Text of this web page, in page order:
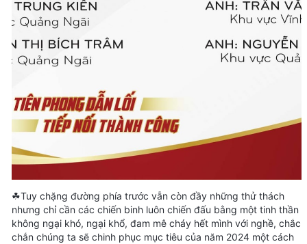
☘Tuy chặng đường phía trước vẫn còn đầy những thử thách
nhưng chỉ cần các chiến binh luôn chiến đấu bằng một tinh thần
không ngại khó, ngại khổ, đam mê cháy hết mình với nghề, chắc
chắn chúng ta sẽ chinh phục mục tiêu của năm 2024 một cách